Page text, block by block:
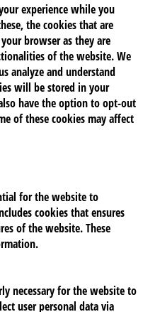
experience while you
the cookies that are
browser as they are
of the website. We
analyze and understand
will be stored in your
have the option to opt-out
of these cookies may affect
for the website to
cookies that ensures
of the website. These
necessary for the website to
user personal data via